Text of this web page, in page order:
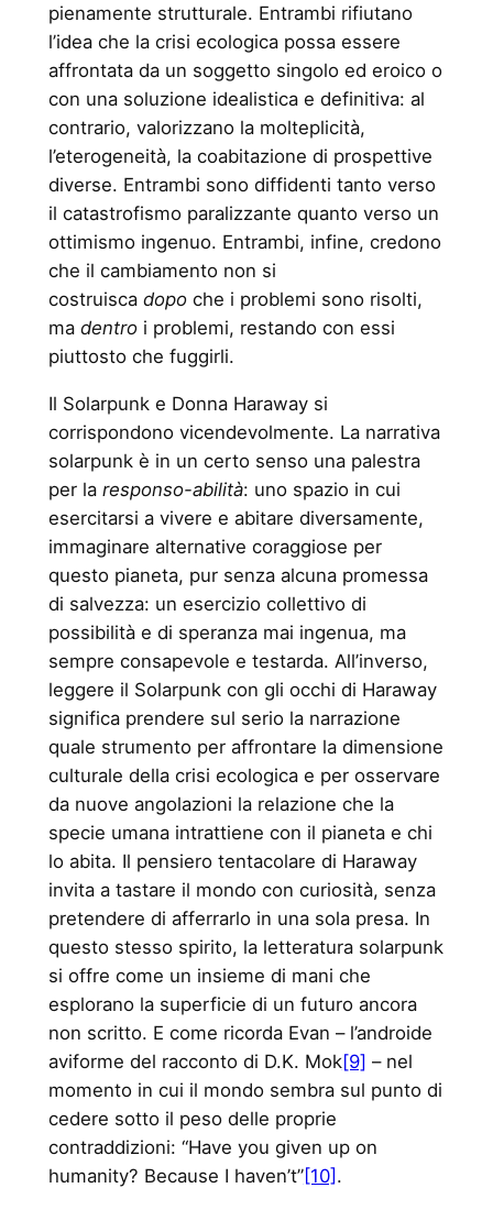
pienamente strutturale. Entrambi rifiutano
l’idea che la crisi ecologica possa essere
affrontata da un soggetto singolo ed eroico o
con una soluzione idealistica e definitiva: al
contrario, valorizzano la molteplicità,
l’eterogeneità, la coabitazione di prospettive
diverse. Entrambi sono diffidenti tanto verso
il catastrofismo paralizzante quanto verso un
ottimismo ingenuo. Entrambi, infine, credono
che il cambiamento non si
costruisca dopoche i problemi sono risolti,
ma dentroi problemi, restando con essi
piuttosto che fuggirli.
Il Solarpunk e Donna Haraway si
corrispondono vicendevolmente. La narrativa
solarpunk è in un certo senso una palestra
per la responso-abilità: uno spazio in cui
esercitarsi a vivere e abitare diversamente,
immaginare alternative coraggiose per
questo pianeta, pur senza alcuna promessa
di salvezza: un esercizio collettivo di
possibilità e di speranza mai ingenua, ma
sempre consapevole e testarda. All’inverso,
leggere il Solarpunk con gli occhi di Haraway
significa prendere sul serio la narrazione
quale strumento per affrontare la dimensione
culturale della crisi ecologica e per osservare
da nuove angolazioni la relazione che la
specie umana intrattiene con il pianeta e chi
lo abita. Il pensiero tentacolare di Haraway
invita a tastare il mondo con curiosità, senza
pretendere di afferrarlo in una sola presa. In
questo stesso spirito, la letteratura solarpunk
si offre come un insieme di mani che
esplorano la superficie di un futuro ancora
non scritto. E come ricorda Evan – l’androide
aviforme del racconto di D.K. Mok[9] – nel
momento in cui il mondo sembra sul punto di
cedere sotto il peso delle proprie
contraddizioni: “Have you given up on
humanity? Because I haven’t”[10].